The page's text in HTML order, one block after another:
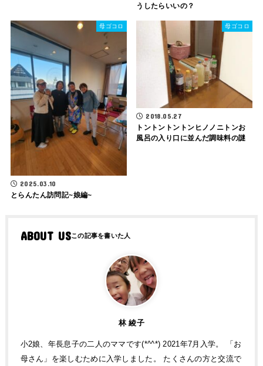
うしたらいいの？
母ゴコロ
2025.03.10
とらんたん訪問記~娘編~
母ゴコロ
2018.05.27
トントントントンヒノノニトンお
風呂の入り口に並んだ調味料の謎
ABOUT US
林 綾子
小2娘、年長息子の二人のママです(*^^*) 2021年7月入学。 「お
母さん」を楽しむために入学しました。 たくさんの方と交流で